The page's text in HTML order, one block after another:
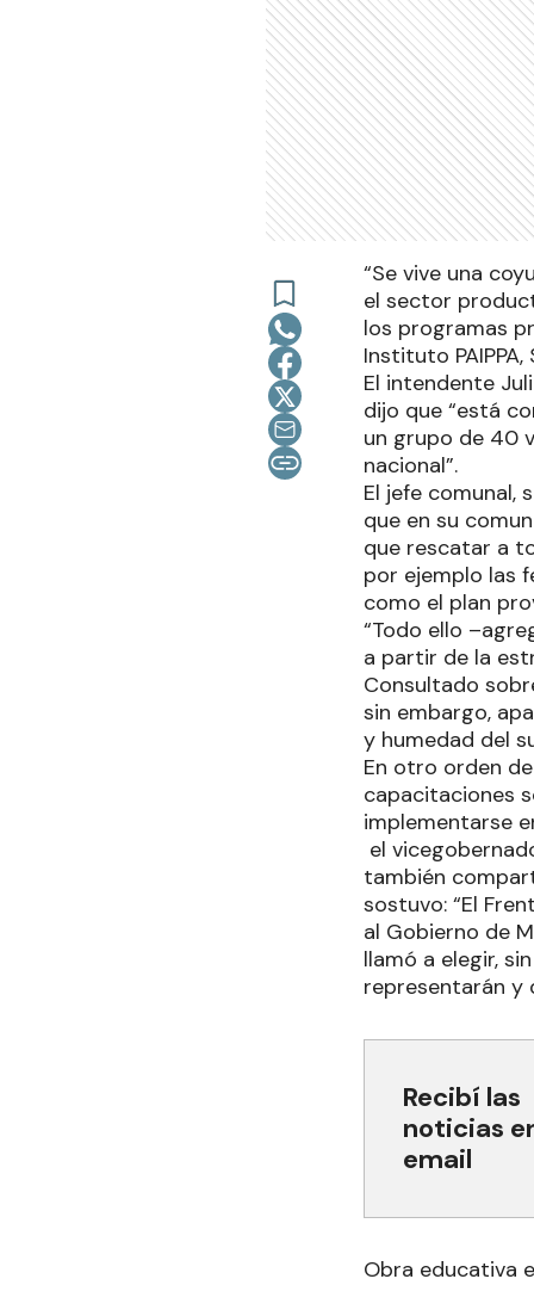
“Se vive una
el sector
los programas
Instituto
El intendente
dijo que “está
un grupo de 40
nacional”.
El jefe comunal,
que en su
que rescatar a
por ejemplo las
como el plan
“Todo ello
a partir de la
Consultado
sin embargo,
y humedad del
En otro orden
capacitaciones
implementarse
el
también
sostuvo: “El
al Gobierno de
llamó a elegir,
representarán y
Recibí las
noticias
email
Obra educativa